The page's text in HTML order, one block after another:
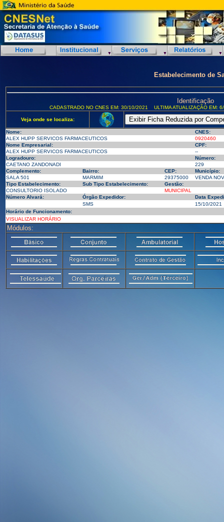
Estabelecimento de
Identificação
CADASTRADO NO CNES EM: 30/10/2021 ULTIMA ATUALIZAÇÃO EM:
Veja onde se localiza:
Nome:
CNES:
ALEX HUPP SERVICOS FARMACEUTICOS
0920460
Nome Empresarial:
CPF:
ALEX HUPP SERVICOS FARMACEUTICOS
--
Logradouro:
Número:
CAETANO ZANDONADI
229
Complemento:
Bairro: CEP:
Município:
SALA 501
MARMIM 29375000
VENDA
Tipo Estabelecimento:
Sub Tipo Estabelecimento:
Gestão:
CONSULTORIO ISOLADO
MUNICIPAL
Número Alvará:
Órgão Expedidor:
Data
SMS
15/10/2021
Horário de Funcionamento:
VISUALIZAR HORÁRIO
Módulos: